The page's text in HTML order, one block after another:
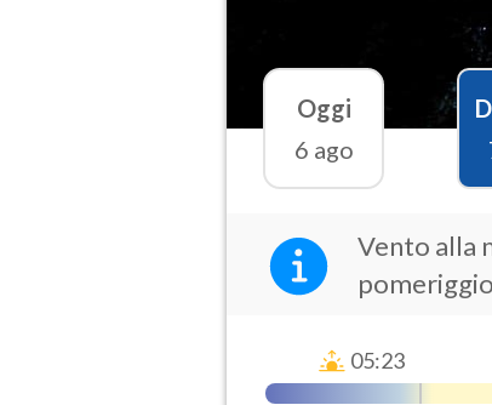
Oggi
6 ago
Vento alla
pomeriggio
05:23